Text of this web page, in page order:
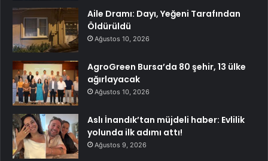
Aile Dramı: Dayı, Yeğeni Tarafından
Öldürüldü
Ağustos 10, 2026
AgroGreen Bursa’da 80 şehir, 13 ülke
ağırlayacak
Ağustos 10, 2026
Aslı İnandık’tan müjdeli haber: Evlilik
yolunda ilk adımı attı!
Ağustos 9, 2026